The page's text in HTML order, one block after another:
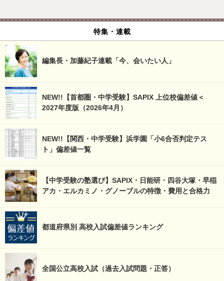
特集・連載
編集長・加藤紀子連載「今、会いたい人」
NEW!!【首都圏・中学受験】SAPIX 上位校偏差値＜
2027年度版（2026年4月）
NEW!!【関西・中学受験】浜学園「小6合否判定テス
ト」偏差値一覧
【中学受験の塾選び】SAPIX・日能研・四谷大塚・早稲
アカ・エルカミノ・グノーブルの特徴・費用と合格力
都道府県別 高校入試偏差値ランキング
全国公立高校入試（過去入試問題・正答）